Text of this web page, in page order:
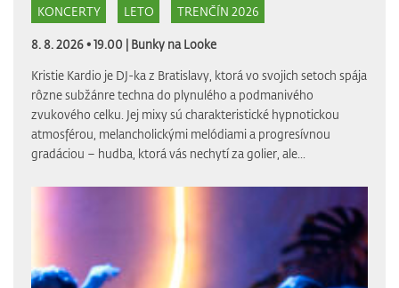
KONCERTY LETO TRENČÍN 2026
8. 8. 2026 • 19.00 | Bunky na Looke
Kristie Kardio je DJ-ka z Bratislavy, ktorá vo svojich setoch spája
rôzne subžánre techna do plynulého a podmanivého
zvukového celku. Jej mixy sú charakteristické hypnotickou
atmosférou, melancholickými melódiami a progresívnou
gradáciou – hudba, ktorá vás nechytí za golier, ale...